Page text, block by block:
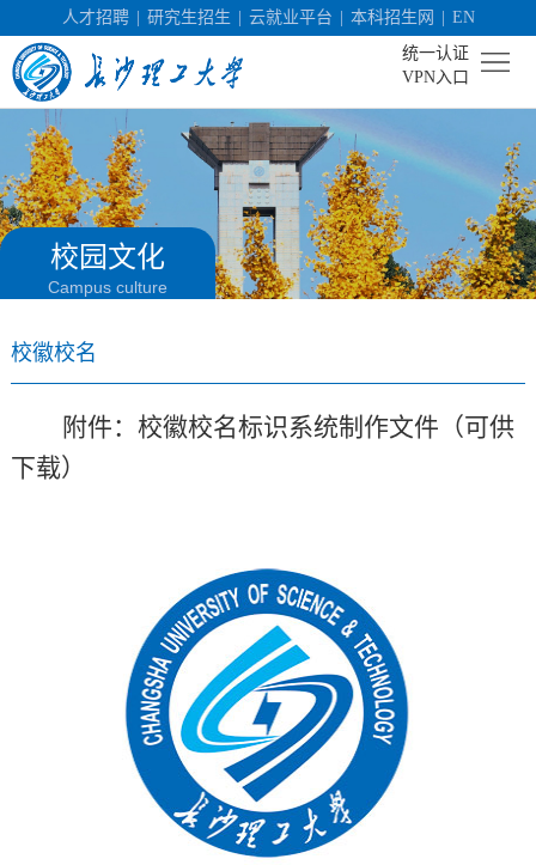
人才招聘 研究生招生 云就业平台 本科招生网
EN
统一认证
VPN入口
页
学
校
概
况
机
构
设
人
才
养
社
服
学
校
校园文化
Campus culture
校徽校名
附件：校徽校名标识系统制作文件（可供
下载）